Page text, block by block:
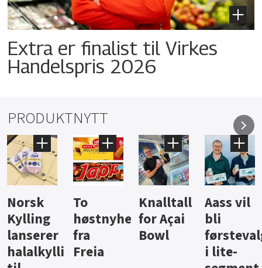
Extra er finalist til Virkes
Handelspris 2026
PRODUKTNYTT
Knalltall
for Açai
Bowl
Aass vil
bli
førstevalg
i lite-
Brus og
jus fra
Berentsen
Hard
iste fra
Hansa